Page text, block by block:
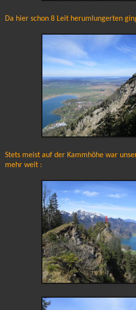
Da hier schon 8 Leit herumlungerten
Stets meist auf der Kammhöhe war
mehr weit :